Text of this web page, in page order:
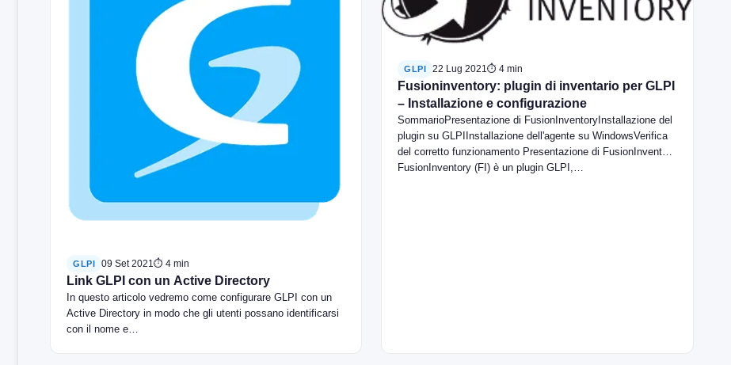
GLPI 09 Set 2021 ⏱ 4 min
Link GLPI con un Active Directory
In questo articolo vedremo come configurare GLPI con un
Active Directory in modo che gli utenti possano identificarsi
con il nome e…
GLPI 22 Lug 2021⏱ 4 min
Fusioninventory: plugin di inventario per GLPI
– Installazione e configurazione
SommarioPresentazione di FusionInventoryInstallazione del
plugin su GLPIInstallazione dell'agente su WindowsVerifica
del corretto funzionamento Presentazione di FusionInventory
FusionInventory (FI) è un plugin GLPI,…